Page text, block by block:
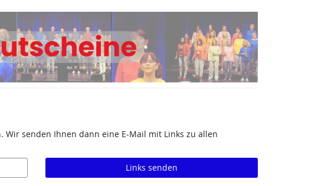
Wir senden Ihnen dann eine E-Mail mit Links zu allen
Links senden